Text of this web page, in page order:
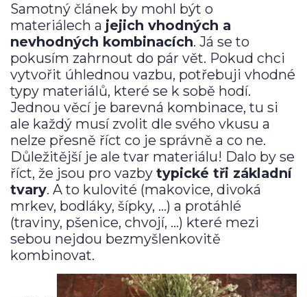
Samotný článek by mohl být o
materiálech a jejich vhodných a
nevhodných kombinacích. Já se to
pokusím zahrnout do pár vět. Pokud chci
vytvořit úhlednou vazbu, potřebuji vhodné
typy materiálů, které se k sobě hodí.
Jednou věcí je barevná kombinace, tu si
ale každý musí zvolit dle svého vkusu a
nelze přesně říct co je správně a co ne.
Důležitější je ale tvar materiálu! Dalo by se
říct, že jsou pro vazby typické tři základní
tvary. A to kulovité (makovice, divoká
mrkev, bodláky, šípky, …) a protáhlé
(traviny, pšenice, chvojí, …) které mezi
sebou nejdou bezmyšlenkovitě
kombinovat.